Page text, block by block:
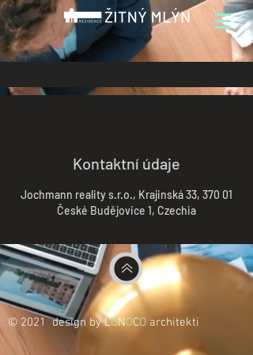
Kontaktní údaje
Jochmann reality s.r.o., Krajinská 33, 370 01
České Budějovice 1, Czechia
© 2021 design by LONOCOarchitekti